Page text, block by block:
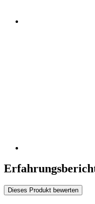
Dieses Produkt bewerten